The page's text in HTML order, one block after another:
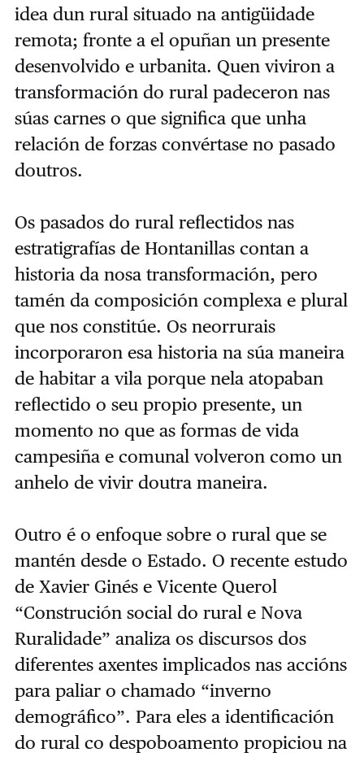
idea dun rural situado na antigüidade
remota; fronte a el opuñan un presente
desenvolvido e urbanita. Quen viviron a
transformación do rural padeceron nas
súas carnes o que significa que unha
relación de forzas convértase no pasado
doutros.
Os pasados do rural reflectidos nas
estratigrafías de Hontanillas contan a
historia da nosa transformación, pero
tamén da composición complexa e plural
que nos constitúe. Os neorrurais
incorporaron esa historia na súa maneira
de habitar a vila porque nela atopaban
reflectido o seu propio presente, un
momento no que as formas de vida
campesiña e comunal volveron como un
anhelo de vivir doutra maneira.
Outro é o enfoque sobre o rural que se
mantén desde o Estado. O recente estudo
de Xavier Ginés e Vicente Querol
“Construción social do rural e Nova
Ruralidade” analiza os discursos dos
diferentes axentes implicados nas accións
para paliar o chamado “inverno
demográfico”. Para eles a identificación
do rural co despoboamento propiciou na